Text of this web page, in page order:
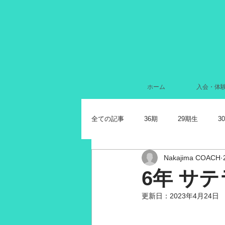
ホーム 入会・体
全ての記事 36期 29期生
2024年7月 2022年11月
2021年11月 2021年10月
6年 サ
Nakajima COACH
更新日： 2023年4月24日